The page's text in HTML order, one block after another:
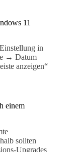
11
in
→ Datum
anzeigen“
einem
sollten
Upgrades